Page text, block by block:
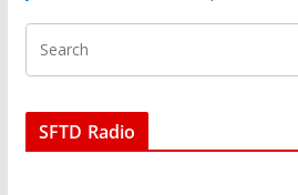
SFTD Radio